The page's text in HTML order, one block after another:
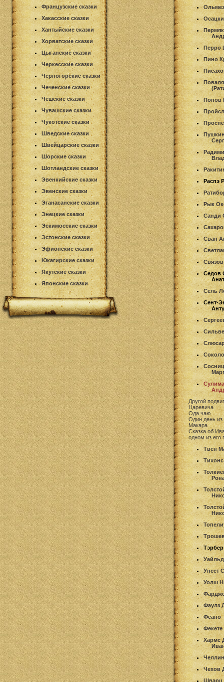
Французские сказки
Хакасские сказки
Хантыйские сказки
Хорватские сказки
Цыганские сказки
Черкесские сказки
Черногорские сказки
Чеченские сказки
Чешские сказки
Чувашские сказки
Чукотские сказки
Шведские сказки
Швейцарские сказки
Шорские сказки
Шотландские сказки
Эвенкийские сказки
Эвенские сказки
Эганасанские сказки
Энецкие сказки
Эскимосские сказки
Эстонские сказки
Эфиопские сказки
Юкагирские сказки
Якутские сказки
Японские сказки
Перро
Пино
Попов
Распэ
Рык
Санди
Сван
Седов
Сель
Сент-
Другой
Царевича
Ода чаю
Один день из
Макара
Сказка об
одном из его
Твен
Унсет
Уолш
Фаулз
Феано
Хармс
Чехов
Шварц